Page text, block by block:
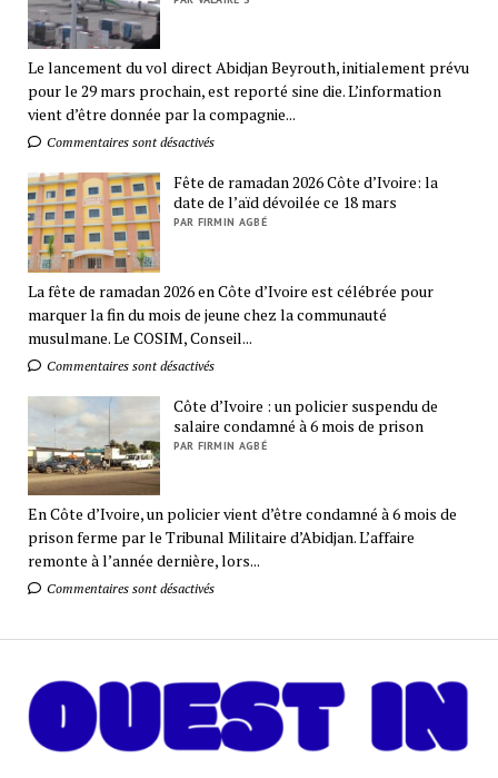
Le lancement du vol direct Abidjan Beyrouth, initialement prévu
pour le 29 mars prochain, est reporté sine die. L’information
vient d’être donnée par la compagnie...
Commentaires sont désactivés
Fête de ramadan 2026 Côte d’Ivoire: la
date de l’aïd dévoilée ce 18 mars
PAR FIRMIN AGBÉ
La fête de ramadan 2026 en Côte d’Ivoire est célébrée pour
marquer la fin du mois de jeune chez la communauté
musulmane. Le COSIM, Conseil...
Commentaires sont désactivés
Côte d’Ivoire : un policier suspendu de
salaire condamné à 6 mois de prison
PAR FIRMIN AGBÉ
En Côte d’Ivoire, un policier vient d’être condamné à 6 mois de
prison ferme par le Tribunal Militaire d’Abidjan. L’affaire
remonte à l’année dernière, lors...
Commentaires sont désactivés